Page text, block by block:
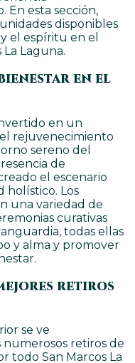
En esta sección,
disponibles
el espíritu en el
Laguna.
en el
en un
rejuvenecimiento
sereno del
de
el escenario
holístico. Los
una variedad de
curativas
todas ellas
y alma y promover
retiros
se ve
retiros de
todo San Marcos La